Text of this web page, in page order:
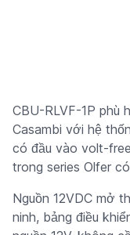
CBU-RLVF-1P phù
Casambi với hệ
có đầu vào volt-
trong series Olfer
Nguồn 12VDC mở
ninh, bảng điều